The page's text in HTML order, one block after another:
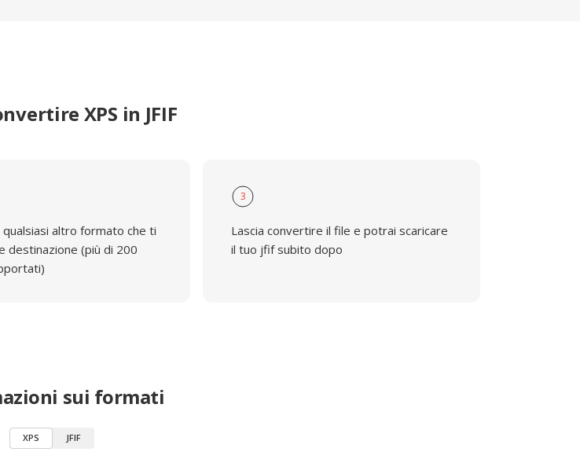
XPS in JFIF
qualsiasi altro formato che ti
destinazione (più di 200
3
Lascia convertire il file e potrai scaricare
il tuo jfif subito dopo
sui formati
XPS JFIF